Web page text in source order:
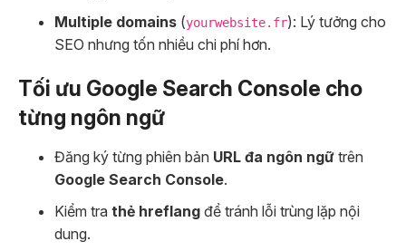
Multiple domains (yourwebsite.fr): Lý tưởng cho
SEO nhưng tốn nhiều chi phí hơn.
Tối ưu Google Search Console cho
từng ngôn ngữ
Đăng ký từng phiên bản URL đa ngôn ngữ trên
Google Search Console.
Kiểm tra thẻ hreflang để tránh lỗi trùng lặp nội
dung.